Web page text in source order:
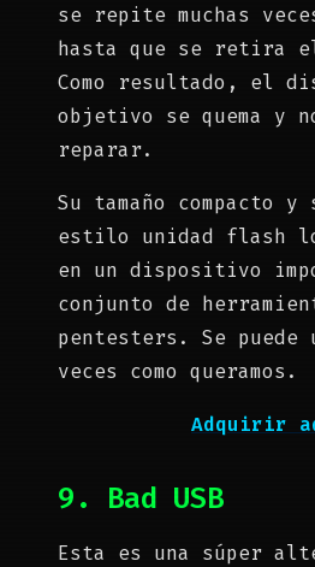
se repite muchas
hasta que se retira
Como resultado, el
objetivo se quema y
reparar.
Su tamaño compacto y
estilo unidad flash
en un dispositivo
conjunto de
pentesters. Se puede
veces como queramos.
Adquirir
9. Bad USB
Esta es una súper